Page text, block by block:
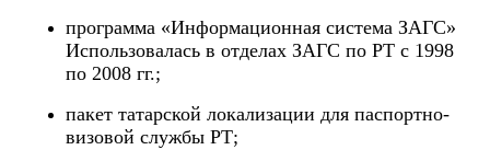
программа «Информационная система ЗАГС»
Использовалась в отделах ЗАГС по РТ с 1998
по 2008 гг.;
пакет татарской локализации для паспортно-
визовой службы РТ;